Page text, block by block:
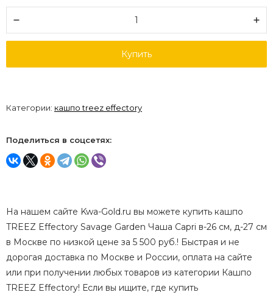
Купить
Категории: кашпо treez effectory
Поделиться в соцсетях:
На нашем сайте Kwa-Gold.ru вы можете купить кашпо
TREEZ Effectory Savage Garden Чаша Capri в-26 см, д-27 см
в Москве по низкой цене за 5 500 руб.! Быстрая и не
дорогая доставка по Москве и России, оплата на сайте
или при получении любых товаров из категории Кашпо
TREEZ Effectory! Если вы ищите, где купить